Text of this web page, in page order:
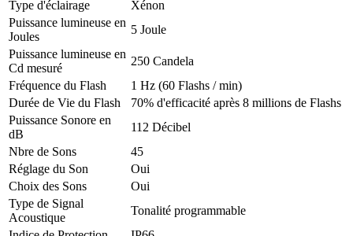
Type d'éclairage
Xénon
Puissance lumineuse en
Joules
5 Joule
Puissance lumineuse en
Cd mesuré
250 Candela
Fréquence du Flash
1 Hz (60 Flashs / min)
Durée de Vie du Flash
70% d'efficacité après 8 millions de Flashs
Puissance Sonore en
dB
112 Décibel
Nbre de Sons
45
Réglage du Son
Oui
Choix des Sons
Oui
Type de Signal
Acoustique
Tonalité programmable